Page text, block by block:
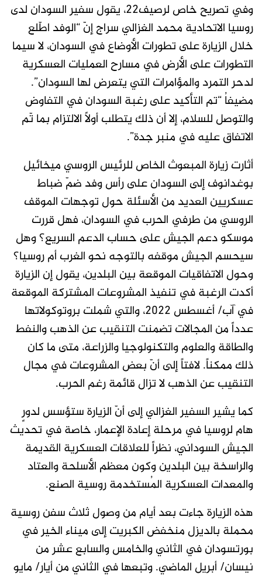
وفي تصريح خاص لرصيف22، يقول سفير السودان لدى
روسيا الاتحادية محمد الغزالي سراج إنّ “الوفد اطّلع
خلال الزيارة على تطورات الأوضاع في السودان، لا سيما
التطورات على الأرض في مسارح العمليات العسكرية
لدحر التمرد والمؤامرات التي يتعرض لها السودان”.
مضيفاُ “تم التأكيد على رغبة السودان في التفاوض
والتوصل للسلام، إلا أن ذلك يتطلب أولاً الالتزام بما تّم
الاتفاق عليه في منبر جدة”.
أثارت زيارة المبعوث الخاص للرئيس الروسي ميخائيل
بوغدانوف إلى السودان على رأس وفد ضمّ ضباط
عسكريين العديد من الأسئلة حول توجهات الموقف
الروسي من طرفي الحرب في السودان، فهل قررت
موسكو دعم الجيش على حساب الدعم السريع؟ وهل
سيحسم الجيش موقفه بالتوجه نحو الغرب أم روسيا؟
وحول الاتفاقيات الموقعة بين البلدين، يقول إن الزيارة
أكدت الرغبة في تنفيذ المشروعات المشتركة الموقعة
في آب/ أغسطس 2022، والتي شملت بروتوكولاتها
عدداً من المجالات تضمنت التنقيب عن الذهب والنفط
والطاقة والعلوم والتكنولوجيا والزراعة، متى ما كان
ذلك ممكناً. لافتاً إلى أنّ بعض المشروعات في مجال
التنقيب عن الذهب لا تزال قائمة رغم الحرب.
كما يشير السفير الغزالي إلى أنّ الزيارة ستؤسس لدورٍ
هام لروسيا في مرحلة إعادة الإعمار، خاصة في تحديث
الجيش السوداني، نظراً للعلاقات العسكرية القديمة
والراسخة بين البلدين وكون معظم الأسلحة والعتاد
والمعدات العسكرية المُستخدمة روسية الصنع.
هذه الزيارة جاءت بعد أيام من وصول ثلاث سفن روسية
محملة بالديزل منخفض الكبريت إلى ميناء الخير في
بورتسودان في الثاني والخامس والسابع عشر من
نيسان/ أبريل الماضي. وتبعها في الثاني من أيار/ مايو